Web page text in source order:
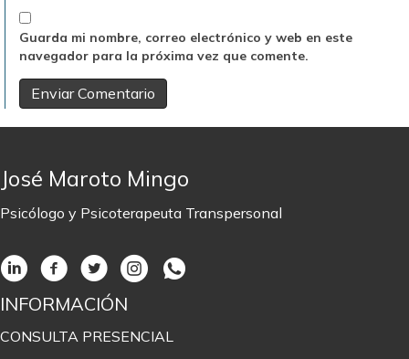
Guarda mi nombre, correo electrónico y web en este
navegador para la próxima vez que comente.
José Maroto Mingo
Psicólogo y Psicoterapeuta Transpersonal
INFORMACIÓN
CONSULTA PRESENCIAL